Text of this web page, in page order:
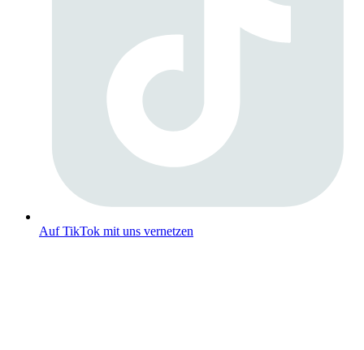
Auf TikTok mit uns vernetzen